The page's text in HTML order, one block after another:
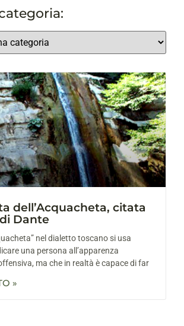
dell’Acquacheta, citata
Dante
nel dialetto toscano si usa
una persona all’apparenza
ma che in realtà è capace di far
»